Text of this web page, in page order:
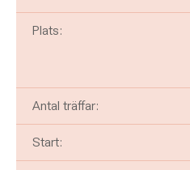
Plats:
Antal träffar:
Start: